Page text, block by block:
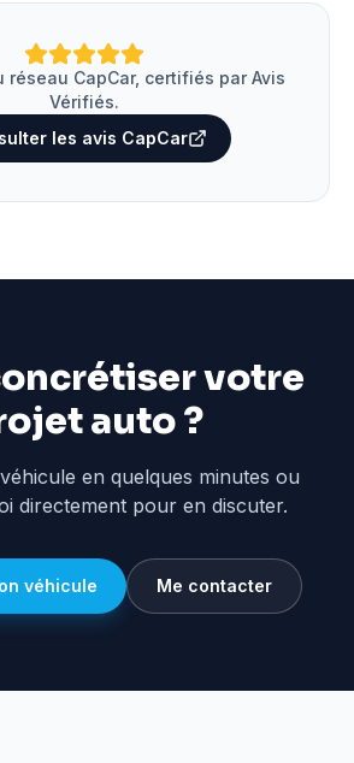
réseau CapCar, certifiés par Avis
Vérifiés.
les avis CapCar
votre
auto ?
en quelques minutes ou
directement pour en discuter.
véhicule Me contacter